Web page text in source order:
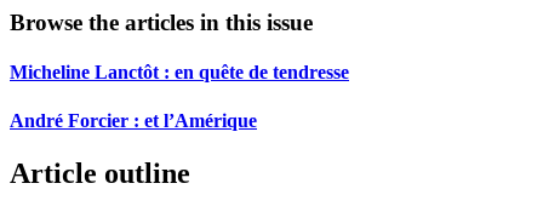
Browse the articles in this issue
Micheline Lanctôt : en quête de tendresse
André Forcier : et l’Amérique
Article outline